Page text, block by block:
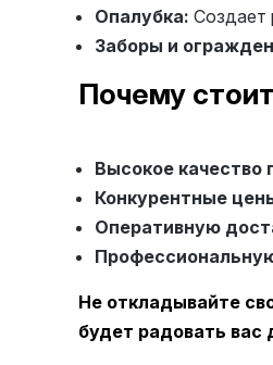
Опалубка: Создает
Заборы и
Почему
Высокое качество
Конкурентные
Оперативную
Не откладывайте
будет радовать вас